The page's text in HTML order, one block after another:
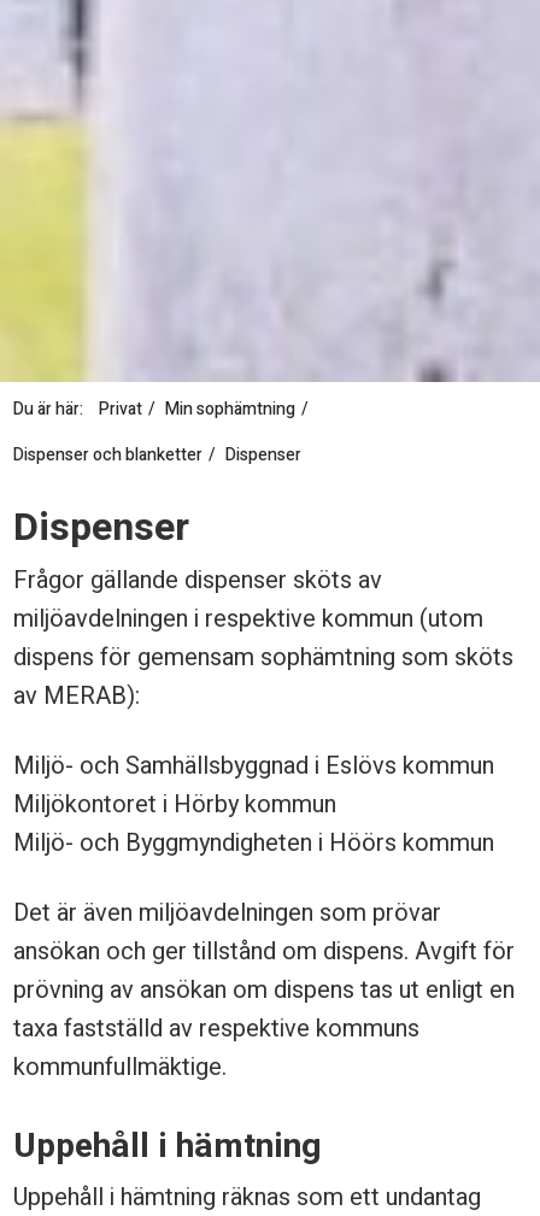
Du är här: Privat
Min sophämtning
Dispenser och blanketter
Dispenser
D
s
p
e
s
e
Dispenser
Frågor gällande dispenser sköts av
miljöavdelningen i respektive kommun (utom
dispens för gemensam sophämtning som sköts
av MERAB):
Miljö- och Samhällsbyggnad i Eslövs kommun
Miljökontoret i Hörby kommun
Miljö- och Byggmyndigheten i Höörs kommun
Det är även miljöavdelningen som prövar
ansökan och ger tillstånd om dispens. Avgift för
prövning av ansökan om dispens tas ut enligt en
taxa fastställd av respektive kommuns
kommunfullmäktige.
Uppehåll i hämtning
Uppehåll i hämtning räknas som ett undantag